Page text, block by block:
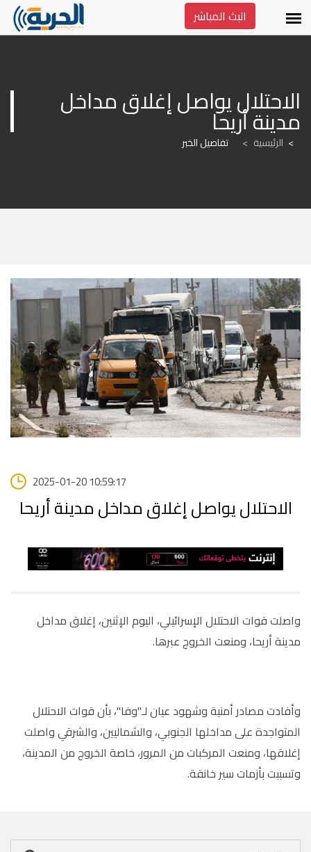
البث المباشر
مدينة أريحا
الرئيسية > تفاصيل الخبر
2025-01-20 10:59:17
الاحتلال يواصل إغلاق مداخل مدينة أريحا
واصلت قوات الاحتلال الإسرائيلي، اليوم الإثنين، إغلاق مداخل
مدينة أريحا، ومنعت الخروج عبرها.
وأفادت مصادر أمنية وشهود عيان لـ"وفا"، بأن قوات الاحتلال
المتواجدة على مداخلها الجنوبي، والشماليين، والشرقي واصلت
إغلاقها، ومنعت المركبات من المرور، خاصة الخروج من المدينة،
وتسببت بأزمات سير خانقة.